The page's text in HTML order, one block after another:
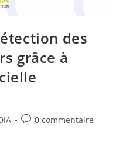
des
grâce à
0 commentaire